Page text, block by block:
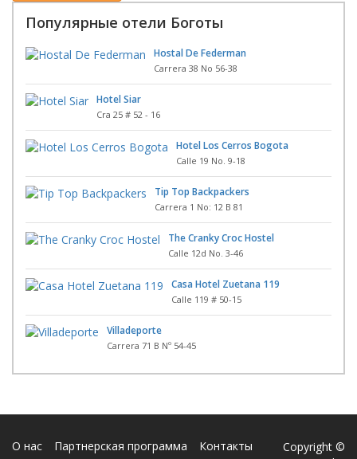
Популярные отели Боготы
Hostal De Federman
Carrera 38 No 56-38
Hotel Siar
Cra 25 # 52 - 16
Hotel Los Cerros Bogota
Calle 19 No. 9-18
Tip Top Backpackers
Carrera 1 No: 12 B 81
The Cranky Croc Hostel
Calle 12d No. 3-46
Casa Hotel Zuetana 119
Calle 119 # 50-15
Villadeporte
Carrera 71 B Nº 54-45
О нас Партнерская программа Контакты
Copyright ©